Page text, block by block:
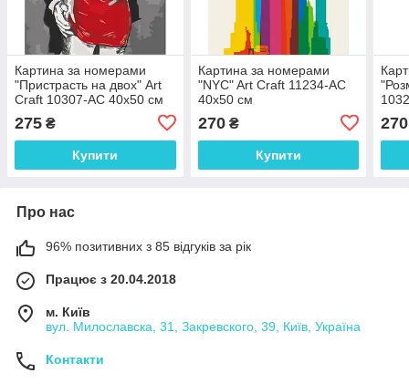
Картина за номерами
"Пристрасть на двох" Art
Craft 10307-AC 40х50 см
275 ₴
Купити
Картина за номерами
"NYC" Art Craft 11234-AC
40х50 см
270₴
Купити
270
Про нас
96% позитивних з 85 відгуків за рік
Працює з 20.04.2018
м. Київ
вул. Милославска, 31, Закревского, 39, Київ, Україна
Контакти